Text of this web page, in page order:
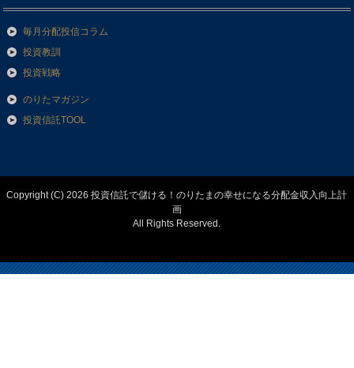
毎月分配投信コラム
投資教訓
投資戦略
のりたマガジン
投資信託TOOL
Copyright (C) 2026 投資信託で儲ける！のりたまの幸せになる分配金収入向上計
画
All Rights Reserved.